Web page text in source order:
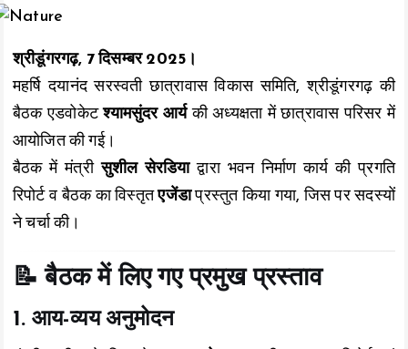
श्रीडूंगरगढ़, 7 दिसम्बर 2025।
महर्षि दयानंद सरस्वती छात्रावास विकास समिति, श्रीडूंगरगढ़ की
बैठक एडवोकेटश्यामसुंदर आर्यकी अध्यक्षता में छात्रावास परिसर में
आयोजित की गई।
बैठक में मंत्रीसुशील सेरडियाद्वारा भवन निर्माण कार्य की प्रगति
रिपोर्ट व बैठक का विस्तृतएजेंडाप्रस्तुत किया गया, जिस पर सदस्यों
ने चर्चा की।
📝 बैठक में लिए गए प्रमुख प्रस्ताव
1. आय-व्यय अनुमोदन